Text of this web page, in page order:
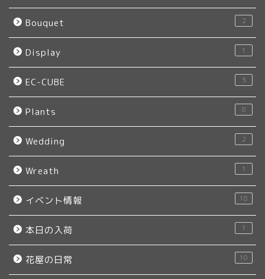
Bouquet 2
Display 1
EC-CUBE 3
Plants 8
Wedding 2
Wreath 1
イベント情報 18
本日の入荷 1
花屋の日常 10